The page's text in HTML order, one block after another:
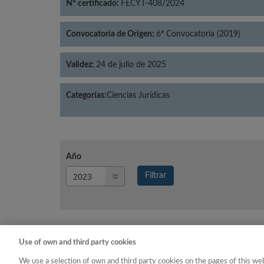
Nº certificado: FECYT-408/2024
Convocatoria de Origen: 6ª Convocatoria (2019)
Validez: 24 de julio de 2025
Categorías:Ciencias Jurídicas
Año
Filtrar
Año
Use of own and third party cookies
We use a selection of own and third party cookies on the pages of this